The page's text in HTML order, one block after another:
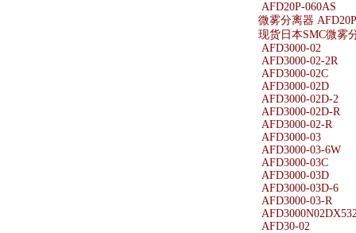
AFD20P-060AS
微雾分离器
现货日本SMC微雾
AFD3000-02
AFD3000-02-2R
AFD3000-02C
AFD3000-02D
AFD3000-02D-2
AFD3000-02D-R
AFD3000-02-R
AFD3000-03
AFD3000-03-6W
AFD3000-03C
AFD3000-03D
AFD3000-03D-6
AFD3000-03-R
AFD30-02